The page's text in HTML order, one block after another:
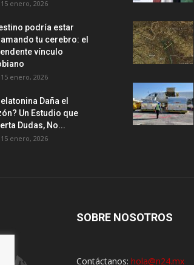
enero, 2026
podría estar
tu cerebro: el
vínculo
enero, 2026
Daña el
Un Estudio que
Dudas, No...
enero, 2026
SOBRE NOSOTROS
Contáctanos: hola@n24.mx